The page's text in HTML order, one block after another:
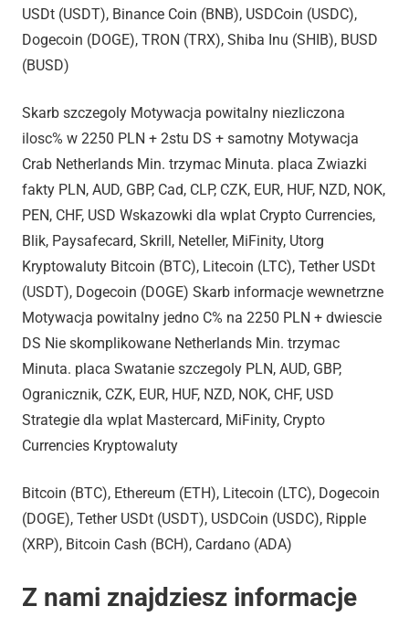
USDt (USDT), Binance Coin (BNB), USDCoin (USDC),
Dogecoin (DOGE), TRON (TRX), Shiba Inu (SHIB), BUSD
(BUSD)
Skarb szczegoly Motywacja powitalny niezliczona
ilosc% w 2250 PLN + 2stu DS + samotny Motywacja
Crab Netherlands Min. trzymac Minuta. placa Zwiazki
fakty PLN, AUD, GBP, Cad, CLP, CZK, EUR, HUF, NZD, NOK,
PEN, CHF, USD Wskazowki dla wplat Crypto Currencies,
Blik, Paysafecard, Skrill, Neteller, MiFinity, Utorg
Kryptowaluty Bitcoin (BTC), Litecoin (LTC), Tether USDt
(USDT), Dogecoin (DOGE) Skarb informacje wewnetrzne
Motywacja powitalny jedno C% na 2250 PLN + dwiescie
DS Nie skomplikowane Netherlands Min. trzymac
Minuta. placa Swatanie szczegoly PLN, AUD, GBP,
Ogranicznik, CZK, EUR, HUF, NZD, NOK, CHF, USD
Strategie dla wplat Mastercard, MiFinity, Crypto
Currencies Kryptowaluty
Bitcoin (BTC), Ethereum (ETH), Litecoin (LTC), Dogecoin
(DOGE), Tether USDt (USDT), USDCoin (USDC), Ripple
(XRP), Bitcoin Cash (BCH), Cardano (ADA)
Z nami znajdziesz informacje